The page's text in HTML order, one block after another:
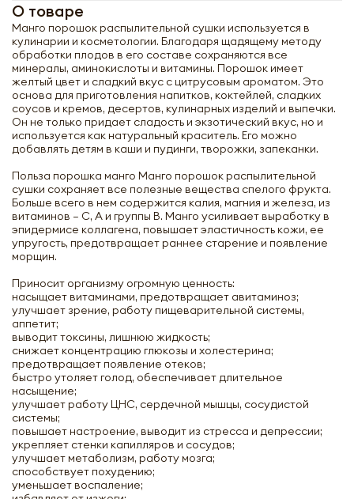
О товаре
Манго порошок распылительной сушки используется в
кулинарии и косметологии. Благодаря щадящему методу
обработки плодов в его составе сохраняются все
минералы, аминокислоты и витамины. Порошок имеет
желтый цвет и сладкий вкус с цитрусовым ароматом. Это
основа для приготовления напитков, коктейлей, сладких
соусов и кремов, десертов, кулинарных изделий и выпечки.
Он не только придает сладость и экзотический вкус, но и
используется как натуральный краситель. Его можно
добавлять детям в каши и пудинги, творожки, запеканки.
Польза порошка манго Манго порошок распылительной
сушки сохраняет все полезные вещества спелого фрукта.
Больше всего в нем содержится калия, магния и железа, из
витаминов – С, А и группы В. Манго усиливает выработку в
эпидермисе коллагена, повышает эластичность кожи, ее
упругость, предотвращает раннее старение и появление
морщин.
Приносит организму огромную ценность:
насыщает витаминами, предотвращает авитаминоз;
улучшает зрение, работу пищеварительной системы,
аппетит;
выводит токсины, лишнюю жидкость;
снижает концентрацию глюкозы и холестерина;
предотвращает появление отеков;
быстро утоляет голод, обеспечивает длительное
насыщение;
улучшает работу ЦНС, сердечной мышцы, сосудистой
системы;
повышает настроение, выводит из стресса и депрессии;
укрепляет стенки капилляров и сосудов;
улучшает метаболизм, работу мозга;
способствует похудению;
уменьшает воспаление;